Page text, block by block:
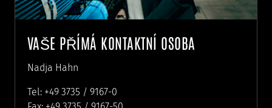
VAŠE PŘÍMÁ KONTAKTNÍ OSOBA
Nadja Hahn
Tel: +49 3735 / 9167-0